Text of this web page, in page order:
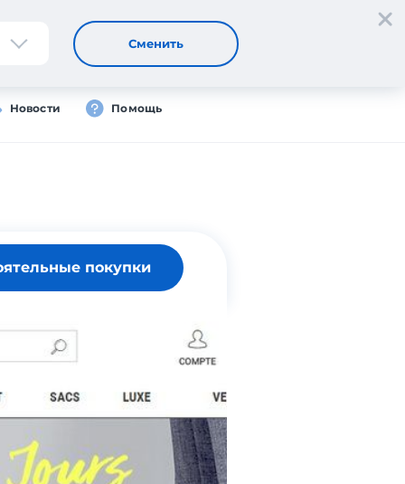
Регистрация Вход
Новости Помощь
Сменить
покупки